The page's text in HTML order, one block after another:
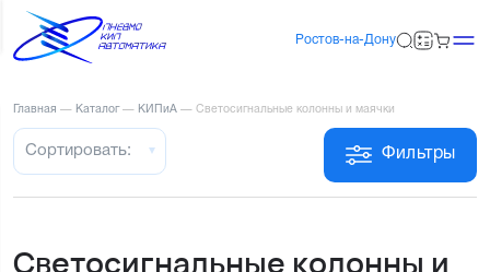
Ростов-на-Дону
Главная — Каталог — КИПиА — Светосигнальные колонны и маячки
Фильтры
Сортировать:
Светосигнальные колонны и